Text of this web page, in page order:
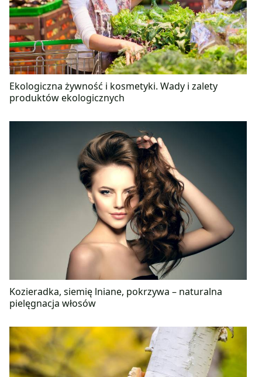
Ekologiczna żywność i kosmetyki. Wady i zalety
produktów ekologicznych
Kozieradka, siemię lniane, pokrzywa – naturalna
pielęgnacja włosów